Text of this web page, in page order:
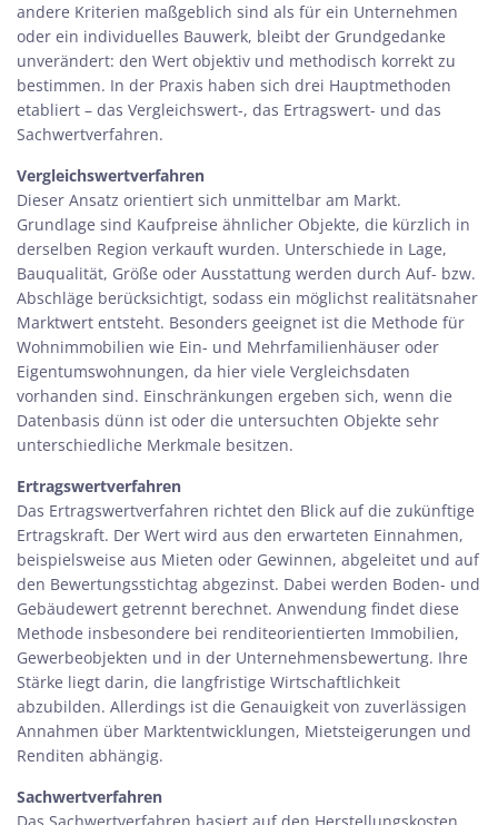
andere Kriterien maßgeblich sind als für ein Unternehmen
oder ein individuelles Bauwerk, bleibt der Grundgedanke
unverändert: den Wert objektiv und methodisch korrekt zu
bestimmen. In der Praxis haben sich drei Hauptmethoden
etabliert – das Vergleichswert-, das Ertragswert- und das
Sachwertverfahren.
Vergleichswertverfahren
Dieser Ansatz orientiert sich unmittelbar am Markt.
Grundlage sind Kaufpreise ähnlicher Objekte, die kürzlich in
derselben Region verkauft wurden. Unterschiede in Lage,
Bauqualität, Größe oder Ausstattung werden durch Auf- bzw.
Abschläge berücksichtigt, sodass ein möglichst realitätsnaher
Marktwert entsteht. Besonders geeignet ist die Methode für
Wohnimmobilien wie Ein- und Mehrfamilienhäuser oder
Eigentumswohnungen, da hier viele Vergleichsdaten
vorhanden sind. Einschränkungen ergeben sich, wenn die
Datenbasis dünn ist oder die untersuchten Objekte sehr
unterschiedliche Merkmale besitzen.
Ertragswertverfahren
Das Ertragswertverfahren richtet den Blick auf die zukünftige
Ertragskraft. Der Wert wird aus den erwarteten Einnahmen,
beispielsweise aus Mieten oder Gewinnen, abgeleitet und auf
den Bewertungsstichtag abgezinst. Dabei werden Boden- und
Gebäudewert getrennt berechnet. Anwendung findet diese
Methode insbesondere bei renditeorientierten Immobilien,
Gewerbeobjekten und in der Unternehmensbewertung. Ihre
Stärke liegt darin, die langfristige Wirtschaftlichkeit
abzubilden. Allerdings ist die Genauigkeit von zuverlässigen
Annahmen über Marktentwicklungen, Mietsteigerungen und
Renditen abhängig.
Sachwertverfahren